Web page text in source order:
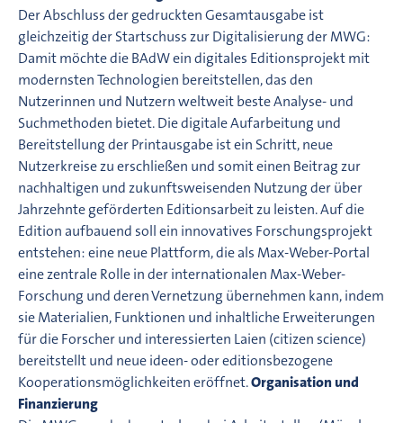
Der Abschluss der gedruckten Gesamtausgabe ist
gleichzeitig der Startschuss zur Digitalisierung der MWG:
Damit möchte die BAdW ein digitales Editionsprojekt mit
modernsten Technologien bereitstellen, das den
Nutzerinnen und Nutzern weltweit beste Analyse- und
Suchmethoden bietet. Die digitale Aufarbeitung und
Bereitstellung der Printausgabe ist ein Schritt, neue
Nutzerkreise zu erschließen und somit einen Beitrag zur
nachhaltigen und zukunftsweisenden Nutzung der über
Jahrzehnte geförderten Editionsarbeit zu leisten. Auf die
Edition aufbauend soll ein innovatives Forschungsprojekt
entstehen: eine neue Plattform, die als Max-Weber-Portal
eine zentrale Rolle in der internationalen Max-Weber-
Forschung und deren Vernetzung übernehmen kann, indem
sie Materialien, Funktionen und inhaltliche Erweiterungen
für die Forscher und interessierten Laien (citizen science)
bereitstellt und neue ideen- oder editionsbezogene
Kooperationsmöglichkeiten eröffnet.Organisation und
Finanzierung